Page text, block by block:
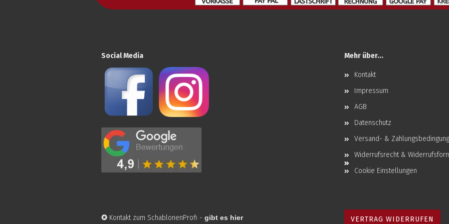
Social Media Mehr über...
Kontakt
Impressum
AGB
Datenschutz
Versand- &
Widerrufsrecht &
Cookie Einstellungen
✪ Kontakt zum SchablonenProfi - gibt es hier VERTRAG WIDERRUFEN